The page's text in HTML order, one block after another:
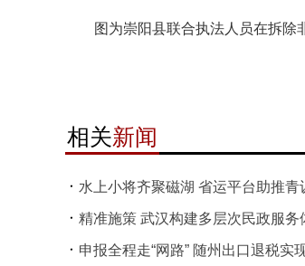
图为崇阳县联合执法人员在拆除非
相关新闻
水上小将齐聚磁湖 省运平台助推青
精准施策 武汉构建多层次民政服务
申报全程走“网路” 随州出口退税实